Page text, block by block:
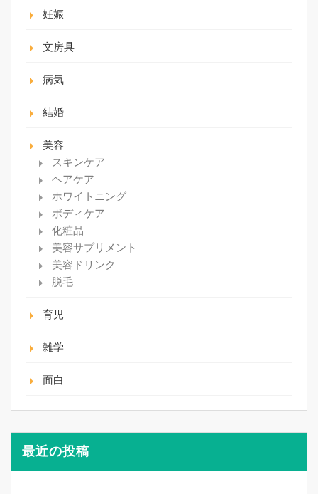
妊娠
文房具
病気
結婚
美容
スキンケア
ヘアケア
ホワイトニング
ボディケア
化粧品
美容サプリメント
美容ドリンク
脱毛
育児
雑学
面白
最近の投稿